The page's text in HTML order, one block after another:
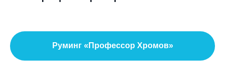
Руминг «Профессор Хромов»